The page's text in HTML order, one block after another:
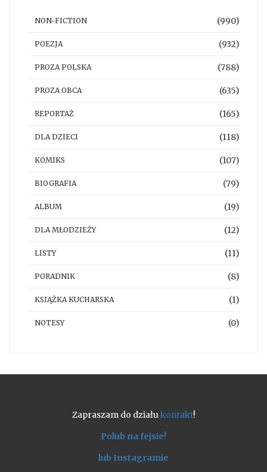
NON-FICTION (990)
POEZJA (932)
PROZA POLSKA (788)
PROZA OBCA (635)
REPORTAŻ (165)
DLA DZIECI (118)
KOMIKS (107)
BIOGRAFIA (79)
ALBUM (19)
DLA MŁODZIEŻY (12)
LISTY (11)
PORADNIK (8)
KSIĄŻKA KUCHARSKA (1)
NOTESY (0)
Zapraszam do działu kontakt!
Polub na fejsie!
lub Instagramie